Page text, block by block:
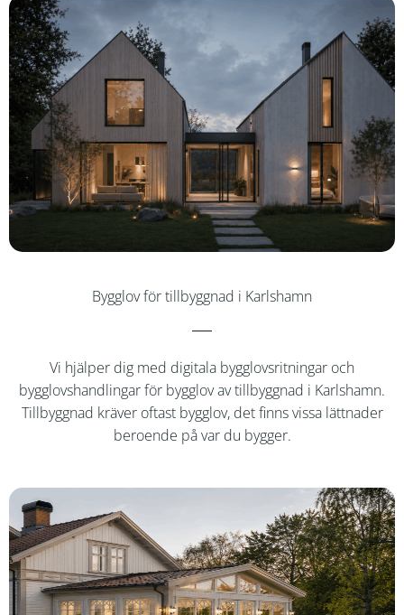
Bygglov för tillbyggnad i Karlshamn
Vi hjälper dig med digitala bygglovsritningar och
bygglovshandlingar för bygglov av tillbyggnad i Karlshamn.
Tillbyggnad kräver oftast bygglov, det finns vissa lättnader
beroende på var du bygger.